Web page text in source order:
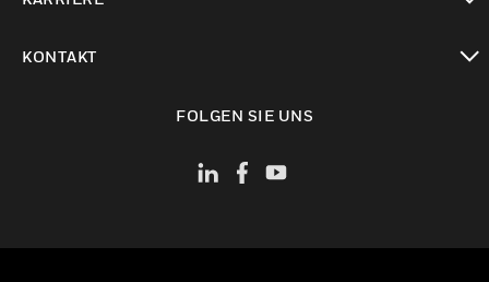
KONTAKT
FOLGEN SIE UNS